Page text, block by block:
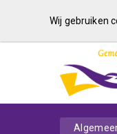
Wij gebruiken